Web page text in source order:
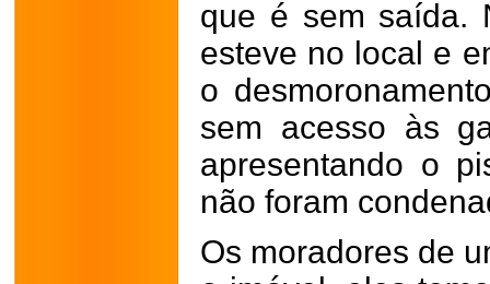
que é sem saída.
esteve no local e
o
sem acesso às
apresentando o
não foram
Os moradores de